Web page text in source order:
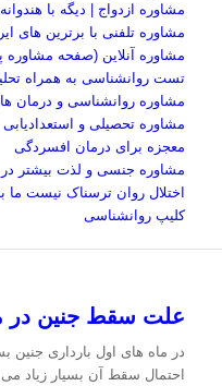
مشاوره ازدواج | دیگه با
مشاوره تلفنی با برترین های
مشاوره آنلاین (صفحه
تست روانشناسی به همراه
مشاوره روانشناسی و درمان
مشاوره تحصیلی و استعدادیابی
معجزه برای درمان افسردگی
مشاوره جنسی و لذت بیشتر در
اختلال روان ترسناک نیست ما
کلیپ روانشناسی
علت سقط جنین در
در ماه های اول بارداری
احتمال سقط آن بسیار زیاد